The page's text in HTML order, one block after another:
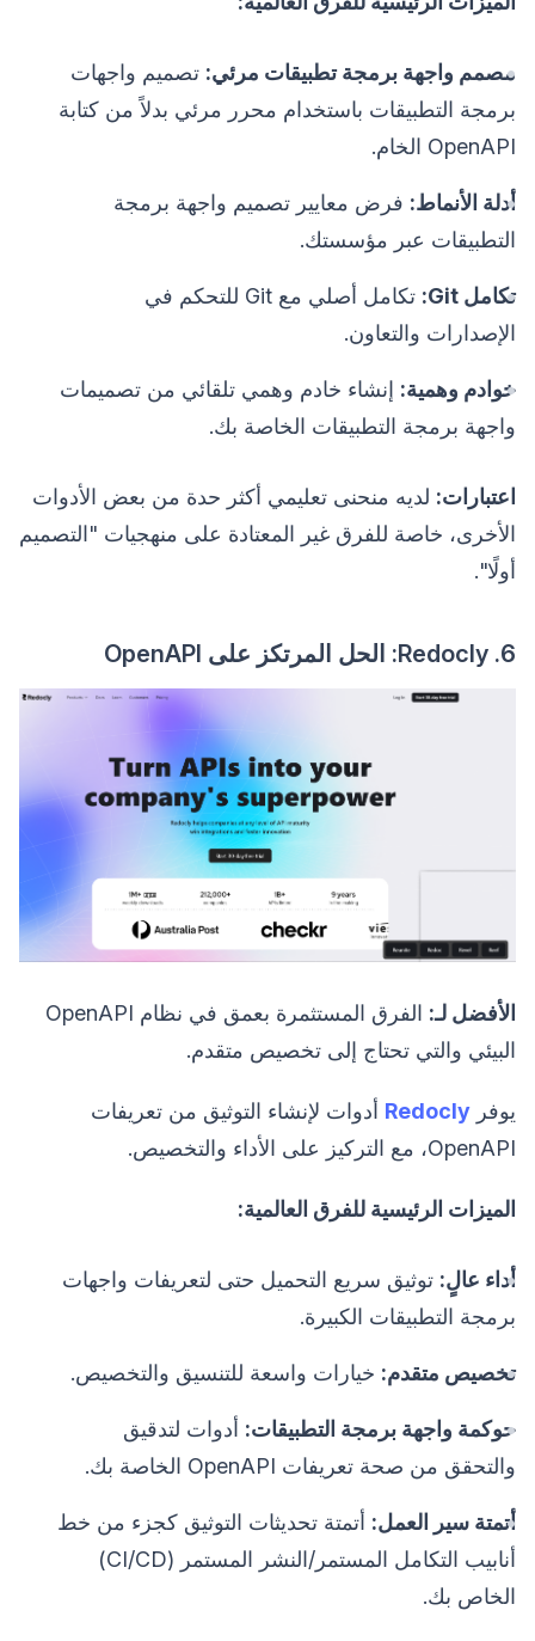
مصمم واجهة برمجة تطبيقات مرئي: تصميم واجهات
برمجة التطبيقات باستخدام محرر مرئي بدلاً من كتابة
OpenAPI الخام.
أدلة الأنماط: فرض معايير تصميم واجهة برمجة
التطبيقات عبر مؤسستك.
تكامل Git:
تكامل أصلي مع Git للتحكم في
الإصدارات والتعاون.
خوادم وهمية: إنشاء خادم وهمي تلقائي من تصميمات
واجهة برمجة التطبيقات الخاصة بك.
اعتبارات: لديه منحنى تعليمي أكثر حدة من بعض الأدوات
الأخرى، خاصة للفرق غير المعتادة على منهجيات "التصميم
أولًا".
6. Redocly: الحل المرتكز على OpenAPI
الأفضل لـ:
الفرق المستثمرة بعمق في نظام OpenAPI
البيئي والتي تحتاج إلى تخصيص متقدم.
يوفر Redocly أدوات لإنشاء التوثيق من تعريفات
OpenAPI، مع التركيز على الأداء والتخصيص.
الميزات الرئيسية للفرق العالمية:
أداء عالٍ: توثيق سريع التحميل حتى لتعريفات واجهات
برمجة التطبيقات الكبيرة.
تخصيص متقدم: خيارات واسعة للتنسيق والتخصيص.
حوكمة واجهة برمجة التطبيقات: أدوات لتدقيق
والتحقق من صحة تعريفات OpenAPI الخاصة بك.
أتمتة سير العمل: أتمتة تحديثات التوثيق كجزء من خط
أنابيب التكامل المستمر/النشر المستمر (CI/CD)
الخاص بك.